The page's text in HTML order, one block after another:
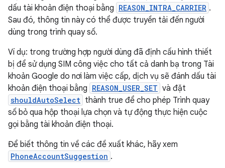
dấu tài khoản điện thoại bằng REASON_INTRA_CARRIER .
Sau đó, thông tin này có thể được truyền tải đến người
dùng trong trình quay số.
Ví dụ: trong trường hợp người dùng đã định cấu hình thiết
bị để sử dụng SIM công việc cho tất cả danh bạ trong Tài
khoản Google do nơi làm việc cấp, dịch vụ sẽ đánh dấu tài
khoản điện thoại bằng REASON_USER_SET và đặt
shouldAutoSelect thành true để cho phép Trình quay
số bỏ qua hộp thoại lựa chọn và tự động thực hiện cuộc
gọi bằng tài khoản điện thoại.
Để biết thông tin về các đề xuất khác, hãy xem
PhoneAccountSuggestion .